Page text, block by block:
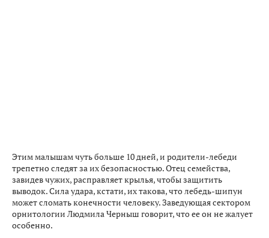
Этим малышам чуть больше 10 дней, и родители-лебеди
трепетно следят за их безопасностью. Отец семейства,
завидев чужих, расправляет крылья, чтобы защитить
выводок. Сила удара, кстати, их такова, что лебедь-шипун
может сломать конечности человеку. Заведующая сектором
орнитологии Людмила Черныш говорит, что ее он не жалует
особенно.